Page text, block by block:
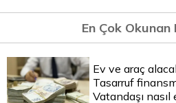
En Çok
Ev ve araç
Tasarruf
Vatandaşı